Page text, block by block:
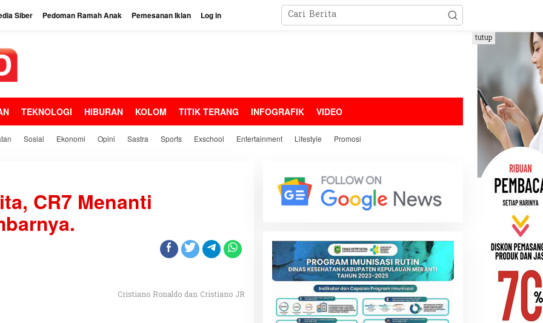
Siber Pedoman Ramah Anak Pemesanan Iklan Log in
TEKNOLOGI HIBURAN KOLOM TITIK TERANG INFOGRAFIK VIDEO
Sosial Ekonomi Opini Sastra Sports Exschool Entertainment Lifestyle Promosi
tutup
CR7 Menanti
Cristiano Ronaldo dan Cristiano JR